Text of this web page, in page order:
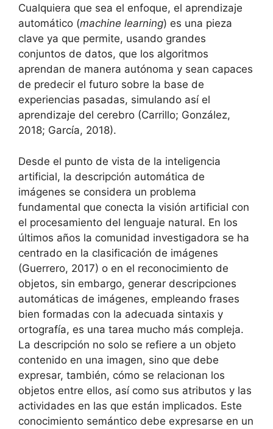
Cualquiera que sea el enfoque, el aprendizaje
automático (machine learning) es una pieza
clave ya que permite, usando grandes
conjuntos de datos, que los algoritmos
aprendan de manera autónoma y sean capaces
de predecir el futuro sobre la base de
experiencias pasadas, simulando así el
aprendizaje del cerebro (Carrillo; González,
2018; García, 2018).
Desde el punto de vista de la inteligencia
artificial, la descripción automática de
imágenes se considera un problema
fundamental que conecta la visión artificial con
el procesamiento del lenguaje natural. En los
últimos años la comunidad investigadora se ha
centrado en la clasificación de imágenes
(Guerrero, 2017) o en el reconocimiento de
objetos, sin embargo, generar descripciones
automáticas de imágenes, empleando frases
bien formadas con la adecuada sintaxis y
ortografía, es una tarea mucho más compleja.
La descripción no solo se refiere a un objeto
contenido en una imagen, sino que debe
expresar, también, cómo se relacionan los
objetos entre ellos, así como sus atributos y las
actividades en las que están implicados. Este
conocimiento semántico debe expresarse en un